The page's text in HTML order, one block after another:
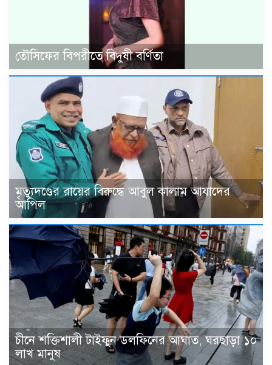
তৌসিফের বিপরীতে বিদুষী বর্ণিতা
মৃত্যুদণ্ডের রায়ের বিরুদ্ধে আবুল কালাম আযাদের
আপিল
চীনে শক্তিশালী টাইফুন ডলফিনের আঘাত, ঘরছাড়া ১০
লাখ মানুষ